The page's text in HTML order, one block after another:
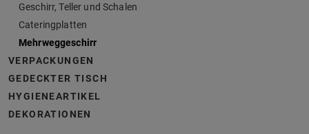
Geschirr, Teller und Schalen
Cateringplatten
Mehrweggeschirr
VERPACKUNGEN
GEDECKTER TISCH
HYGIENEARTIKEL
DEKORATIONEN